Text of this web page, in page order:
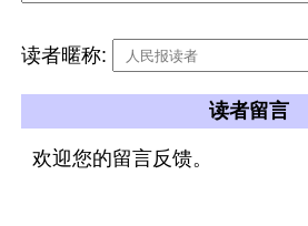
读者暱称:
读者留言
欢迎您的留言反馈。